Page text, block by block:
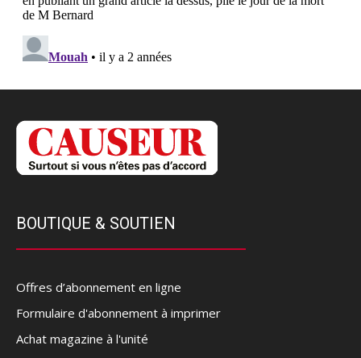
BOUTIQUE & SOUTIEN
Offres d’abonnement en ligne
Formulaire d'abonnement à imprimer
Achat magazine à l'unité